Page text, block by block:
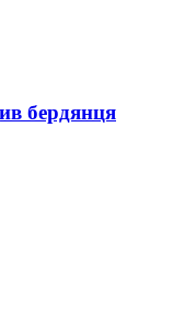
бердянця